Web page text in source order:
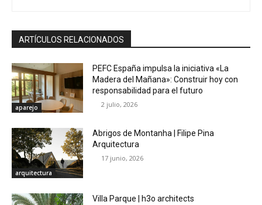
ARTÍCULOS RELACIONADOS
aparejo
PEFC España impulsa la iniciativa «La
Madera del Mañana»: Construir hoy con
responsabilidad para el futuro
2 julio, 2026
arquitectura
Abrigos de Montanha | Filipe Pina
Arquitectura
17 junio, 2026
Villa Parque | h3o architects